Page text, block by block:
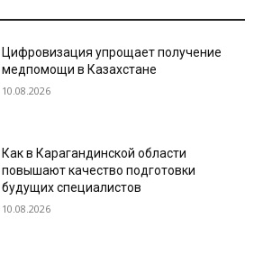
Цифровизация упрощает получение
медпомощи в Казахстане
10.08.2026
Как в Карагандинской области
повышают качество подготовки
будущих специалистов
10.08.2026